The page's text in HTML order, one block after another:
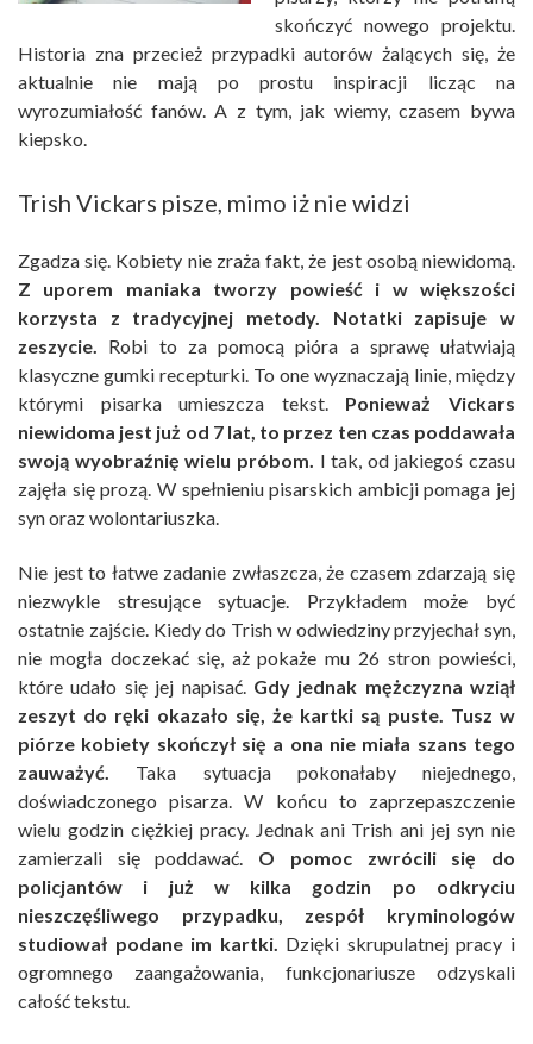
skończyć nowego projektu.
Historia zna przecież przypadki autorów żalących się, że
aktualnie nie mają po prostu inspiracji licząc na
wyrozumiałość fanów. A z tym, jak wiemy, czasem bywa
kiepsko.
Trish Vickars pisze, mimo iż nie widzi
Zgadza się. Kobiety nie zraża fakt, że jest osobą niewidomą.
Z uporem maniaka tworzy powieść i w większości
korzysta z tradycyjnej metody. Notatki zapisuje w
zeszycie. Robi to za pomocą pióra a sprawę ułatwiają
klasyczne gumki recepturki. To one wyznaczają linie, między
którymi pisarka umieszcza tekst. Ponieważ Vickars
niewidoma jest już od 7 lat, to przez ten czas poddawała
swoją wyobraźnię wielu próbom. I tak, od jakiegoś czasu
zajęła się prozą. W spełnieniu pisarskich ambicji pomaga jej
syn oraz wolontariuszka.
Nie jest to łatwe zadanie zwłaszcza, że czasem zdarzają się
niezwykle stresujące sytuacje. Przykładem może być
ostatnie zajście. Kiedy do Trish w odwiedziny przyjechał syn,
nie mogła doczekać się, aż pokaże mu 26 stron powieści,
które udało się jej napisać.Gdy jednak mężczyzna wziął
zeszyt do ręki okazało się, że kartki są puste. Tusz w
piórze kobiety skończył się a ona nie miała szans tego
zauważyć. Taka sytuacja pokonałaby niejednego,
doświadczonego pisarza. W końcu to zaprzepaszczenie
wielu godzin ciężkiej pracy. Jednak ani Trish ani jej syn nie
zamierzali się poddawać. O pomoc zwrócili się do
policjantów i już w kilka godzin po odkryciu
nieszczęśliwego przypadku, zespół kryminologów
studiował podane im kartki. Dzięki skrupulatnej pracy i
ogromnego zaangażowania, funkcjonariusze odzyskali
całość tekstu.